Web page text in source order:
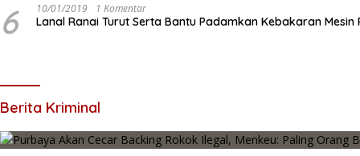
6 10/01/2019 1 Komentar
Lanal Ranai Turut Serta Bantu Padamkan Kebakaran Mesin
Berita Kriminal